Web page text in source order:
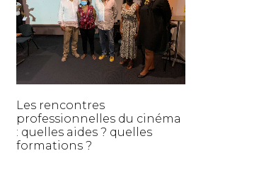
Les rencontres
professionnelles du cinéma
: quelles aides ? quelles
formations ?